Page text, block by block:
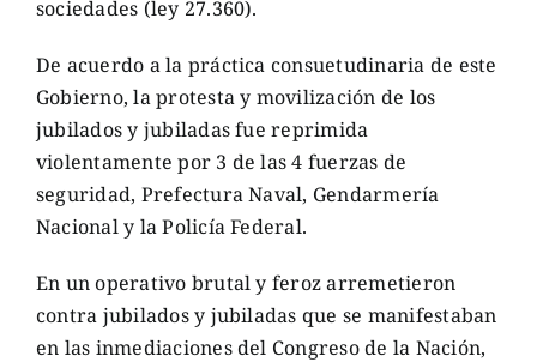
sociedades (ley 27.360).
De acuerdo a la práctica consuetudinaria de este
Gobierno, la protesta y movilización de los
jubilados y jubiladas fue reprimida
violentamente por 3 de las 4 fuerzas de
seguridad, Prefectura Naval, Gendarmería
Nacional y la Policía Federal.
En un operativo brutal y feroz arremetieron
contra jubilados y jubiladas que se manifestaban
en las inmediaciones del Congreso de la Nación,